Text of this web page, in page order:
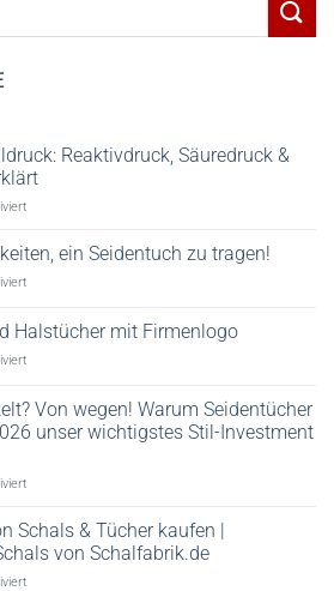
Reaktivdruck, Säuredruck &
Textildruck:
Reaktivdruck,
Veredelung
ein Seidentuch zu tragen!
Möglichkeiten,
ein
tragen!
Halstücher mit Firmenlogo
und
Halstücher
mit
Von wegen! Warum Seidentücher
unser wichtigstes Stil-Investment
gewickelt?
Von
wegen!
Schals & Tücher kaufen |
von Schalfabrik.de